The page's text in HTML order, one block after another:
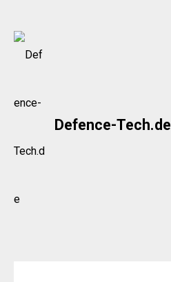
Skip
Defence-Tech.de